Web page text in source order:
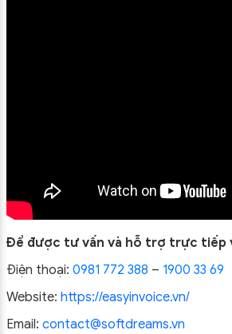
Để được tư vấn và hỗ trợ trực tiếp
Điện thoại: 0981 772 388 – 1900 33 69
Website: https://easyinvoice.vn/
Email: contact@softdreams.vn